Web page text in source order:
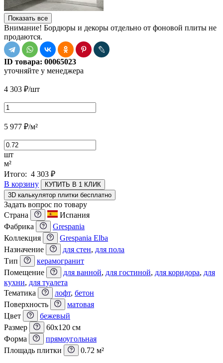
Показать все
Внимание! Бордюры и декоры отдельно от фоновой плиты не
продаются.
ID товара: 00065023
уточняйте у менеджера
4 303 ₽/шт
5 977 ₽/м²
шт
м²
Итого: 4 303 ₽
В корзину
КУПИТЬ В 1 КЛИК
3D калькулятор плитки бесплатно
Задать вопрос по товару
Страна
Испания
Фабрика
Grespania
Коллекция
Grespania Elba
Назначение
для стен, для пола
Тип
керамогранит
Помещение
для ванной, для гостиной, для коридора, для
кухни, для туалета
Тематика
лофт, бетон
Поверхность
матовая
Цвет
бежевый
Размер
60x120 см
Форма
прямоугольная
Площадь плитки
0.72 м²